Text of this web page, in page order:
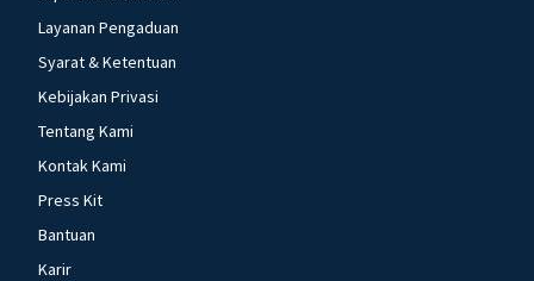
Layanan Pengaduan
Syarat & Ketentuan
Kebijakan Privasi
Tentang Kami
Kontak Kami
Press Kit
Bantuan
Karir